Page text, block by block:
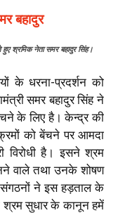
बहादुर
हुए श्रमिक नेता समर बहादुर सिंह।
के धरना-प्रदर्शन को
समर बहादुर सिंह ने
के लिए है। केन्द्र की
को बेंचने पर आमदा
विरोधी है। इसने श्रम
वाले तथा उनके शोषण
संगठनों ने इस हड़ताल के
श्रम सुधार के कानून हमें